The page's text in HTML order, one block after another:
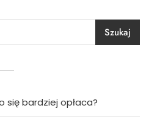
Szukaj
się bardziej opłaca?